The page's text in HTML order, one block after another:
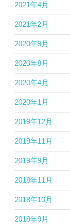
2021年4月
2021年2月
2020年9月
2020年8月
2020年4月
2020年1月
2019年12月
2019年11月
2019年9月
2018年11月
2018年10月
2018年9月